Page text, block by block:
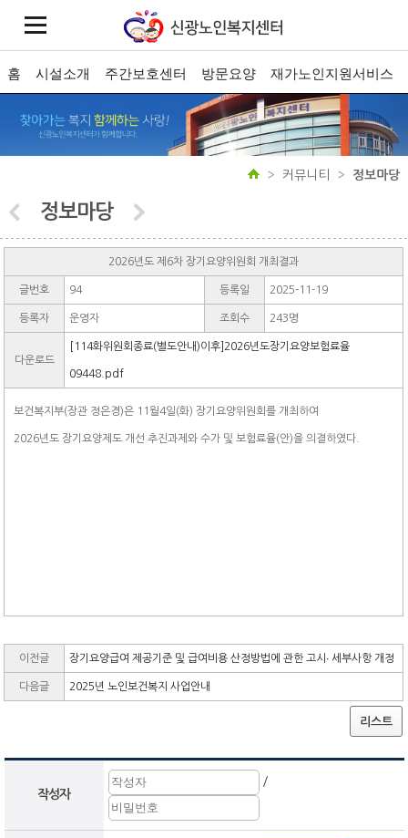
홈 시설소개 주간보호센터 방문요양 재가노인지원서비스
커뮤니티 정보마당
정보마당
2026년도 제6차 장기요양위원회 개최결과
글번호 94 등록일 2025-11-19
등록자 운영자 조회수 243명
다운로드
[114화위원회종료(별도안내)이후]2026년도장기요양보험료율
09448.pdf
보건복지부(장관 정은경)은 11월4일(화) 장기요양위원회를 개최하여
2026년도 장기요양제도 개선 추진과제와 수가 및 보험료율(안)을 의결하였다.
이전글 장기요양급여 제공기준 및 급여비용 산정방법에 관한 고시∙ 세부사항 개정
다음글 2025년 노인보건복지 사업안내
리스트
작성자
/